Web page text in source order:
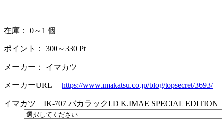
在庫： 0～1 個
ポイント： 300～330 Pt
メーカー： イマカツ
メーカーURL： https://www.imakatsu.co.jp/blog/topsecret/3693/
イマカツ IK-707 バカラックLD K.IMAE SPECIAL EDITION